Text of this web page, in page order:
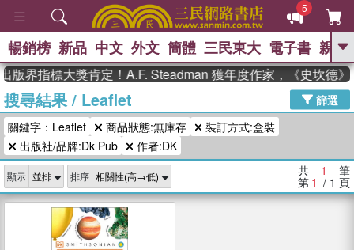
5
GO
高希均教授回憶錄
、 The Odyssey 、 父親節 、 如果歷
史是一群喵 、 暑期推薦
獎 臺灣漫遊錄
登輝時代 、 數學女孩：黎曼猜想 、
偉大的迷走神經
暢銷榜 新品 中文 外文 簡體 三民東大 電子書 親子
版界指標大獎肯定！A.F. Steadman 獲年度作家，《史坎德》
搜尋結果/ Leaflet
篩選
關鍵字：Leaflet
商品狀態:無庫存
裝訂方式:盒裝
出版社/品牌:Dk Pub
作者:DK
顯示 排序 共 1 筆
第 1 / 1 頁